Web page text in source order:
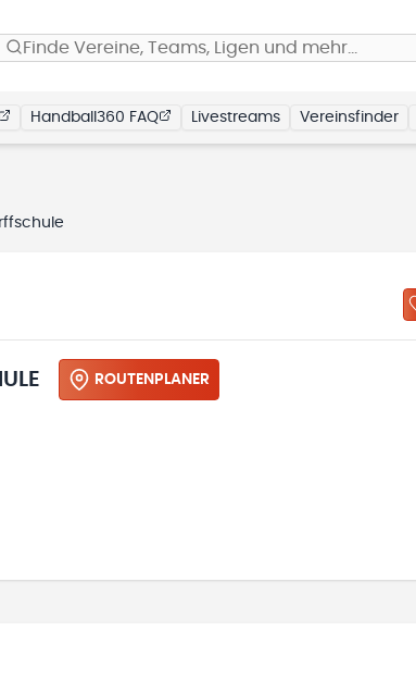
Finde Vereine, Teams, Ligen und mehr…
Handball360 FAQ Livestreams Vereinsfinder
ROUTENPLANER